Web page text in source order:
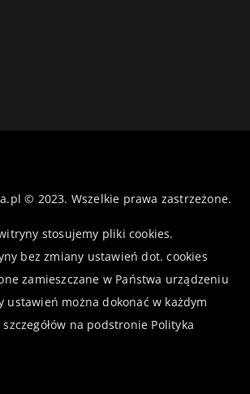
© 2023. Wszelkie prawa zastrzeżone.
stosujemy pliki cookies.
bez zmiany ustawień dot. cookies
zamieszczane w Państwa urządzeniu
ustawień można dokonać w każdym
na podstronie Polityka